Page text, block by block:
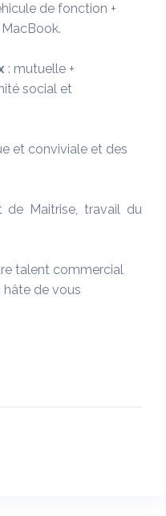
de fonction +
: mutuelle +
social et
et conviviale et des
de Maitrise, travail du
talent commercial
hâte de vous